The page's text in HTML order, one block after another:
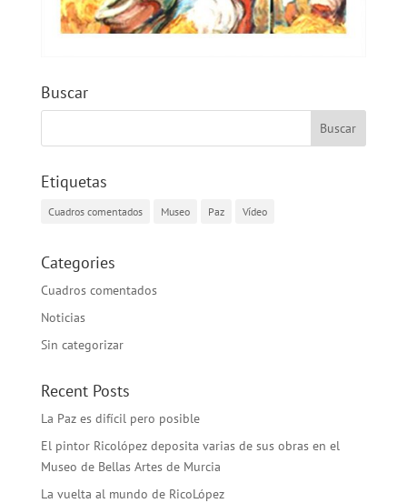
Buscar
Etiquetas
Cuadros comentados Museo Paz Vídeo
Categories
Cuadros comentados
Noticias
Sin categorizar
Recent Posts
La Paz es difícil pero posible
El pintor Ricolópez deposita varias de sus obras en el
Museo de Bellas Artes de Murcia
La vuelta al mundo de RicoLópez